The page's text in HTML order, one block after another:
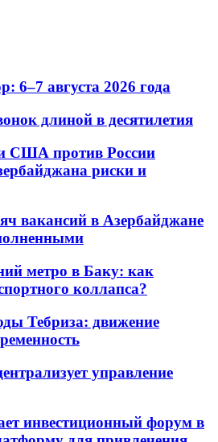
6–7 августа 2026 года
длиной в десятилетия
США против России
риски и
вакансий в Азербайджане
метро в Баку: как
коллапса?
Тебриза: движение
управление
инвестиционный форум в